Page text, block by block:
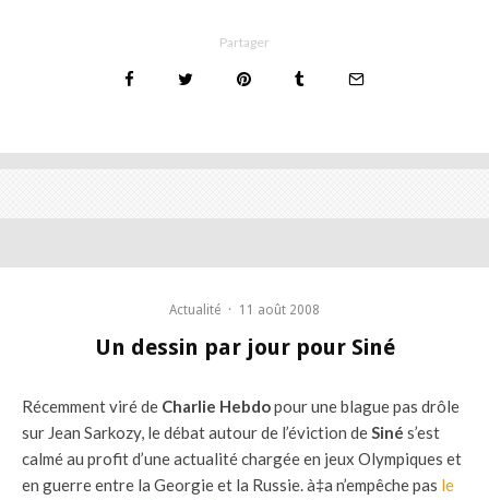
Partager
Actualité · 11 août 2008
Un dessin par jour pour Siné
Récemment viré de Charlie Hebdopour une blague pas drôle
sur Jean Sarkozy, le débat autour de l’éviction deSiné s’est
calmé au profit d’une actualité chargée en jeux Olympiques et
en guerre entre la Georgie et la Russie. à‡a n’empêche pas le